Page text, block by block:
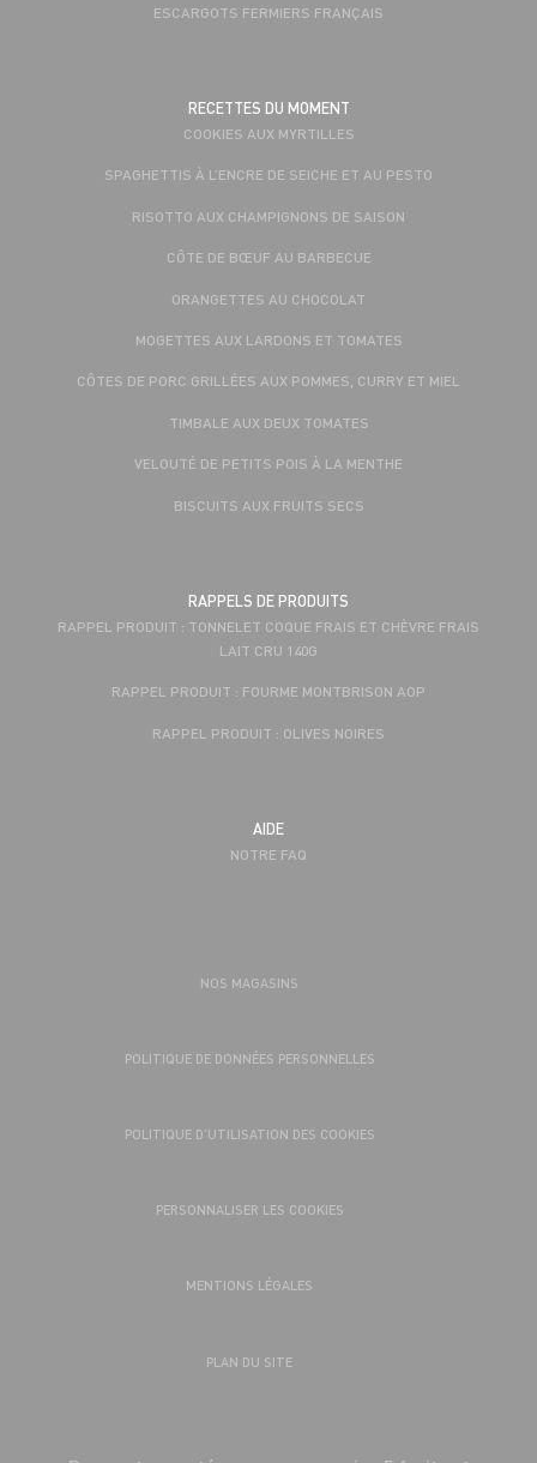
ESCARGOTS FERMIERS FRANÇAIS
RECETTES DU MOMENT
COOKIES AUX MYRTILLES
SPAGHETTIS À L’ENCRE DE SEICHE ET AU PESTO
RISOTTO AUX CHAMPIGNONS DE SAISON
CÔTE DE BŒUF AU BARBECUE
ORANGETTES AU CHOCOLAT
MOGETTES AUX LARDONS ET TOMATES
CÔTES DE PORC GRILLÉES AUX POMMES, CURRY ET MIEL
TIMBALE AUX DEUX TOMATES
VELOUTÉ DE PETITS POIS À LA MENTHE
BISCUITS AUX FRUITS SECS
RAPPELS DE PRODUITS
RAPPEL PRODUIT : TONNELET COQUE FRAIS ET CHÈVRE FRAIS
LAIT CRU 140G
RAPPEL PRODUIT : FOURME MONTBRISON AOP
RAPPEL PRODUIT : OLIVES NOIRES
AIDE
NOTRE FAQ
NOS MAGASINS
POLITIQUE DE DONNÉES PERSONNELLES
POLITIQUE D’UTILISATION DES COOKIES
PERSONNALISER LES COOKIES
MENTIONS LÉGALES
PLAN DU SITE